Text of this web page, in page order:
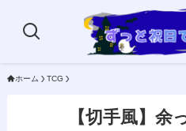
ホーム TCG
【切手風】余